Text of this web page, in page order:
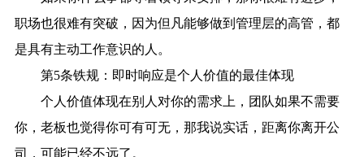
职场也很难有突破，因为但凡能够做到管理层的高管，都
是具有主动工作意识的人。
第5条铁规：即时响应是个人价值的最佳体现
个人价值体现在别人对你的需求上，团队如果不需要
你，老板也觉得你可有可无，那我说实话，距离你离开公
司，可能已经不远了。